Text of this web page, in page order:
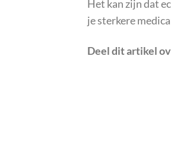
Het kan zijn dat
je sterkere
Deel dit artikel